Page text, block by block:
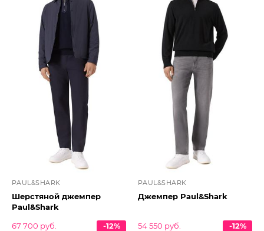
PAUL&SHARK
Шерстяной джемпер
Paul&Shark
67 700 руб.
-12%
PAUL&SHARK
Джемпер Paul&Shark
54 550 руб.
-12%